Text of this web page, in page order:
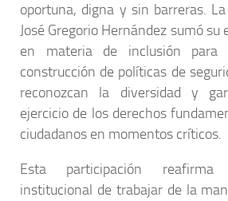
oportuna, digna y sin barreras.
José Gregorio Hernández sumó
en materia de inclusión para
construcción de políticas de
reconozcan la diversidad y
ejercicio de los derechos
ciudadanos en momentos críticos.
Esta participación reafirma
institucional de trabajar de la